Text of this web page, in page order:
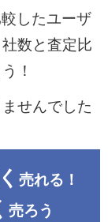
したユーザ
数と査定比
！
せんでした
売れる！
売ろう